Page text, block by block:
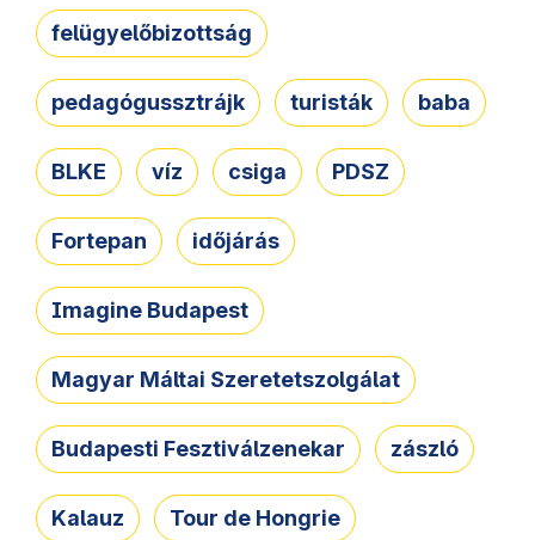
felügyelőbizottság
pedagógussztrájk turisták baba
BLKE víz csiga PDSZ
Fortepan időjárás
Imagine Budapest
Magyar Máltai Szeretetszolgálat
Budapesti Fesztiválzenekar zászló
Kalauz Tour de Hongrie